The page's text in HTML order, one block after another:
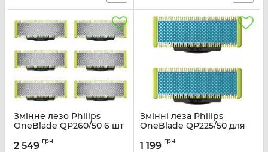
Змінне лезо Philips
OneBlade QP260/50 6 шт
2 549 грн
Змінні леза Philips
OneBlade QP225/50 для
Артикул:
1 199 грн